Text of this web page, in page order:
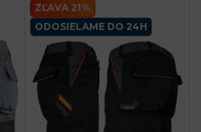
ZĽAVA 21%
ODOSIELAME DO 24H